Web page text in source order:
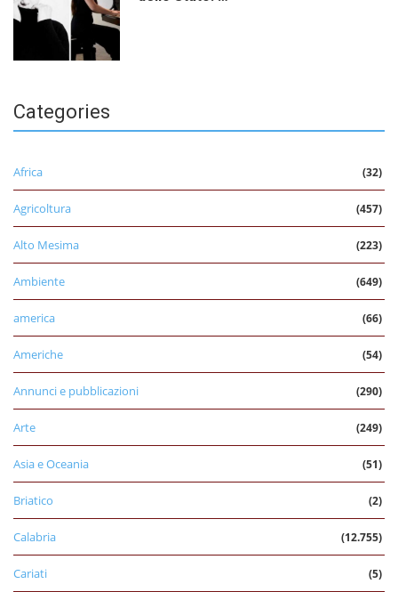
Categories
Africa (32)
Agricoltura (457)
Alto Mesima (223)
Ambiente (649)
america (66)
Americhe (54)
Annunci e pubblicazioni (290)
Arte (249)
Asia e Oceania (51)
Briatico (2)
Calabria (12.755)
Cariati (5)